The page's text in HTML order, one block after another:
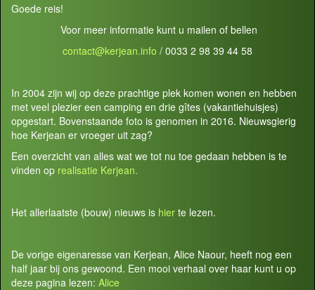
Goede reis!
Voor meer informatie kunt u mailen of bellen
contact@kerjean.info / 0033 2 98 39 44 58
In 2004 zijn wij op deze prachtige plek komen wonen en hebben
met veel plezier een camping en drie gîtes (vakantiehuisjes)
opgestart. Bovenstaande foto is genomen in 2016. Nieuwsgierig
hoe Kerjean er vroeger uit zag?
Een overzicht van alles wat we tot nu toe gedaan hebben is te
vinden op realisatie Kerjean.
Het allerlaatste (bouw) nieuws is hier te lezen.
De vorige eigenaresse van Kerjean, Alice Naour, heeft nog een
half jaar bij ons gewoond. Een mooi verhaal over haar kunt u op
deze pagina lezen: Alice